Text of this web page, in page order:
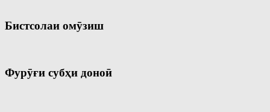
Бистсолаи омӯзиш
Фурӯғи субҳи доноӣ